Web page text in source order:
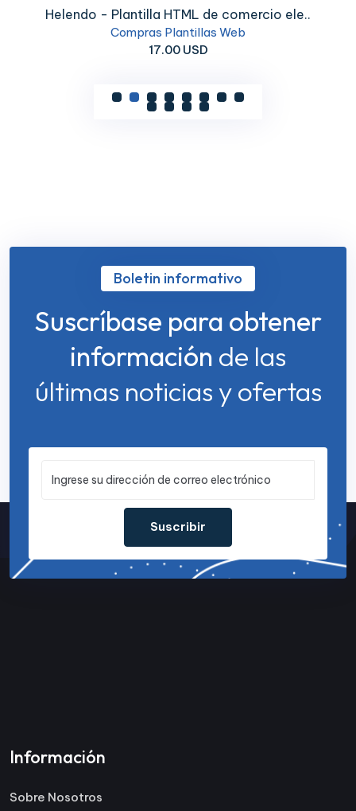
Helendo - Plantilla HTML de comercio ele..
Compras Plantillas Web
17.00 USD
Boletin informativo
Suscríbase para obtener
información de las
últimas noticias y ofertas
Suscribir
Información
Sobre Nosotros